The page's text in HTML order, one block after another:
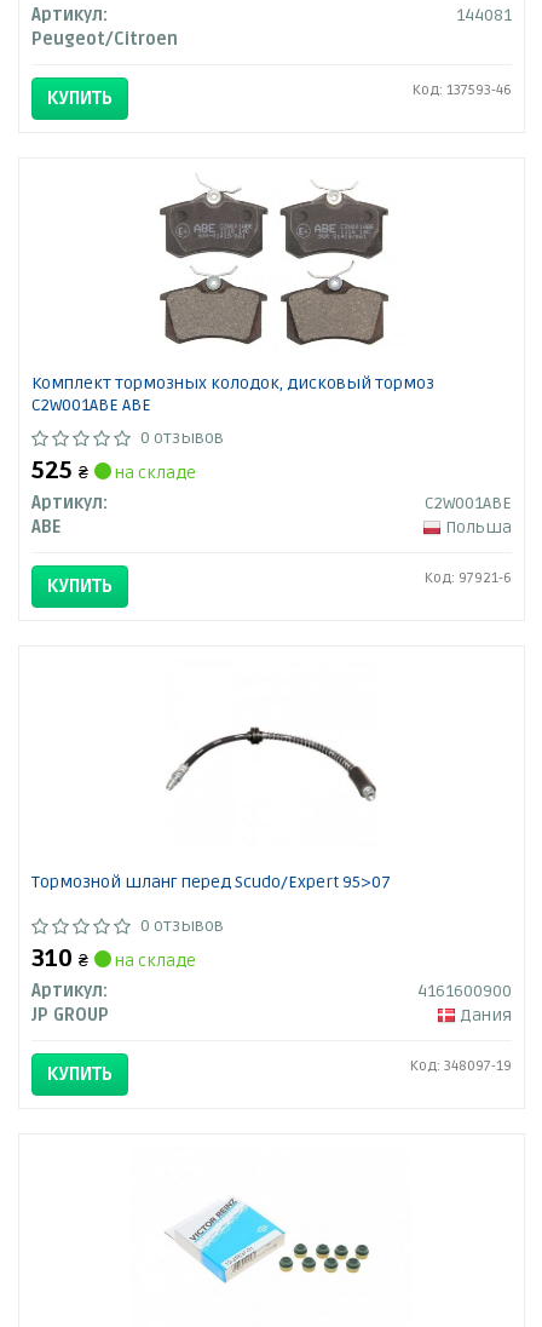
Артикул:
144081
Peugeot/Citroen
КУПИТЬ Код: 137593-46
Комплект тормозных колодок, дисковый тормоз
C2W001ABE ABE
0 отзывов
525 ₴
на складе
Артикул:
C2W001ABE
ABE
Польша
КУПИТЬ Код: 97921-6
Тормозной шланг перед Scudo/Expert 95>07
0 отзывов
310 ₴
на складе
Артикул:
4161600900
JP GROUP
Дания
КУПИТЬ Код: 348097-19